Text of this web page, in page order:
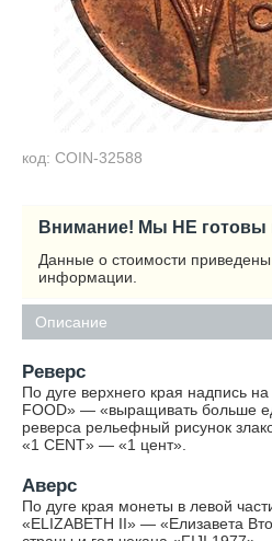
код: COIN-32588
Внимание! Мы НЕ готовы
Данные о стоимости приведены
информации.
Описание
Реверс
По дуге верхнего края надпись
FOOD» — «выращивать больше
реверса рельефный рисунок
«1 CENT» — «1 цент».
Аверс
По дуге края монеты в левой
«ELIZABETH II» — «Елизавета